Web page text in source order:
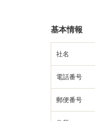
基本情報
社名
電話番号
郵便番号